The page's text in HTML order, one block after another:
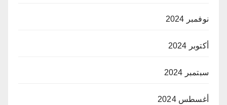
نوفمبر 2024
أكتوبر 2024
سبتمبر 2024
أغسطس 2024